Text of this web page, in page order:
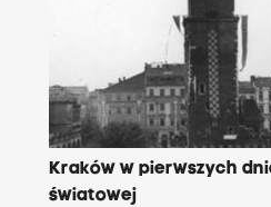
Kraków w pierwszych
światowej